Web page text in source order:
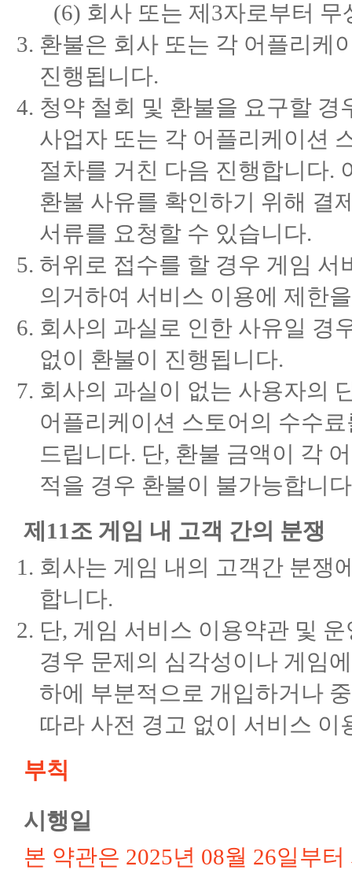
(6) 회사 또는 제3자로부터
환불은 회사 또는 각 어플리케
진행됩니다.
청약 철회 및 환불을 요구할
사업자 또는 각 어플리케이션
절차를 거친 다음 진행합니다.
환불 사유를 확인하기 위해 결
서류를 요청할 수 있습니다.
허위로 접수를 할 경우 게임
의거하여 서비스 이용에 제한
회사의 과실로 인한 사유일 경
없이 환불이 진행됩니다.
회사의 과실이 없는 사용자의
어플리케이션 스토어의 수수
드립니다. 단, 환불 금액이 각
적을 경우 환불이 불가능합니
제11조 게임 내 고객 간의 분쟁
회사는 게임 내의 고객간 분쟁
합니다.
단, 게임 서비스 이용약관 및
경우 문제의 심각성이나 게임
하에 부분적으로 개입하거나
따라 사전 경고 없이 서비스
부칙
시행일
본 약관은 2025년 08월 26일부